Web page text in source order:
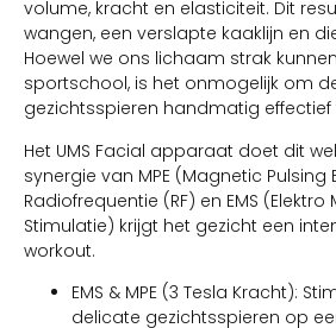
volume, kracht en elasticiteit. Dit
wangen, een verslapte kaaklijn en
Hoewel we ons lichaam strak
sportschool, is het onmogelijk om
gezichtsspieren handmatig effectief
Het UMS Facial apparaat doet dit
synergie van MPE (Magnetic Pulsing
Radiofrequentie (RF) en EMS (Elektro
Stimulatie) krijgt het gezicht een
workout.
EMS & MPE (3 Tesla Kracht):
delicate gezichtsspieren op